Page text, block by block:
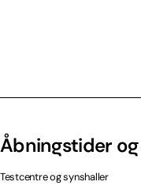
Åbningstider
Testcentre og synshaller